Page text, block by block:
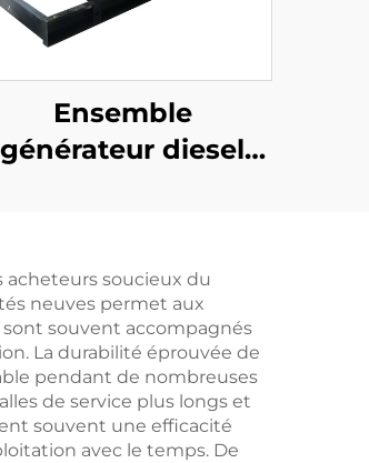
Ensemble
générateur diesel
et fiable
soucieux du
neuves permet aux
souvent accompagnés
La durabilité éprouvée de
pendant de nombreuses
de service plus longs et
souvent une efficacité
avec le temps. De